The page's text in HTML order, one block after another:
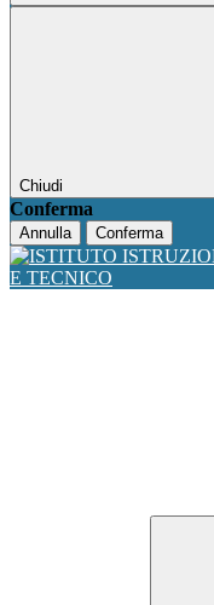
Chiudi
Conferma
Annulla Conferma